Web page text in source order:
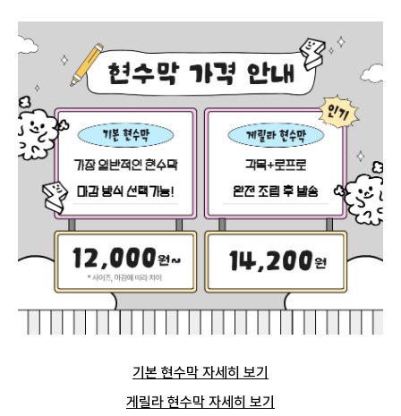
기본 현수막 자세히 보기
게릴라 현수막 자세히 보기